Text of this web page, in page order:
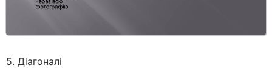
5. Діагоналі